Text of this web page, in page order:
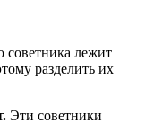
советника лежит
разделить их
Эти советники